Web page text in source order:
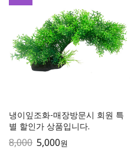
냉이잎조화-매장방문시 회원 특
별 할인가 상품입니다.
8,000 5,000원